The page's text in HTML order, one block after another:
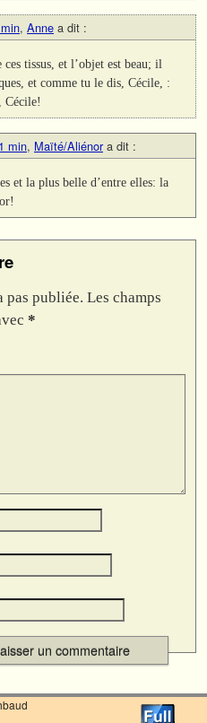
, Anne a dit :
tissus, et l’objet est beau; il
et comme tu le dis, Cécile, :
Cécile!
min, Maïté/Aliénor a dit :
et la plus belle d’entre elles: la
pas publiée. Les champs
*